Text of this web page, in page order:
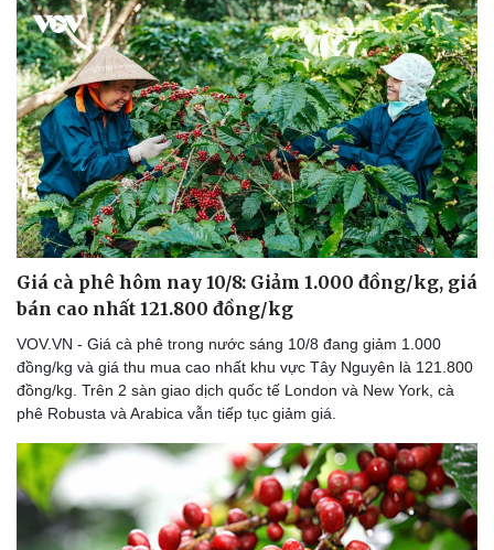
Du lịch
Tư vấn
Săn Tour
check-in
Podcast
Câu chuyện thời sự
Đọc truyện đêm khuya
Cửa sổ tình yêu
Kể chuyện cho bé
Hạt giống tâm hồn
Giá cà phê hôm nay 10/8: Giảm 1.000 đồng/kg, giá
bán cao nhất 121.800 đồng/kg
VOV.VN - Giá cà phê trong nước sáng 10/8 đang giảm 1.000
đồng/kg và giá thu mua cao nhất khu vực Tây Nguyên là 121.800
đồng/kg. Trên 2 sàn giao dịch quốc tế London và New York, cà
phê Robusta và Arabica vẫn tiếp tục giảm giá.